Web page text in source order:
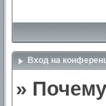
Вход на
»